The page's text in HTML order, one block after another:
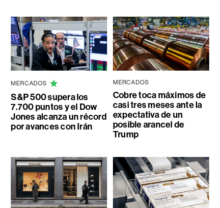
MERCADOS
S&P 500 supera los
7.700 puntos y el Dow
Jones alcanza un récord
por avances con Irán
MERCADOS
Cobre toca máximos de
casi tres meses ante la
expectativa de un
posible arancel de
Trump